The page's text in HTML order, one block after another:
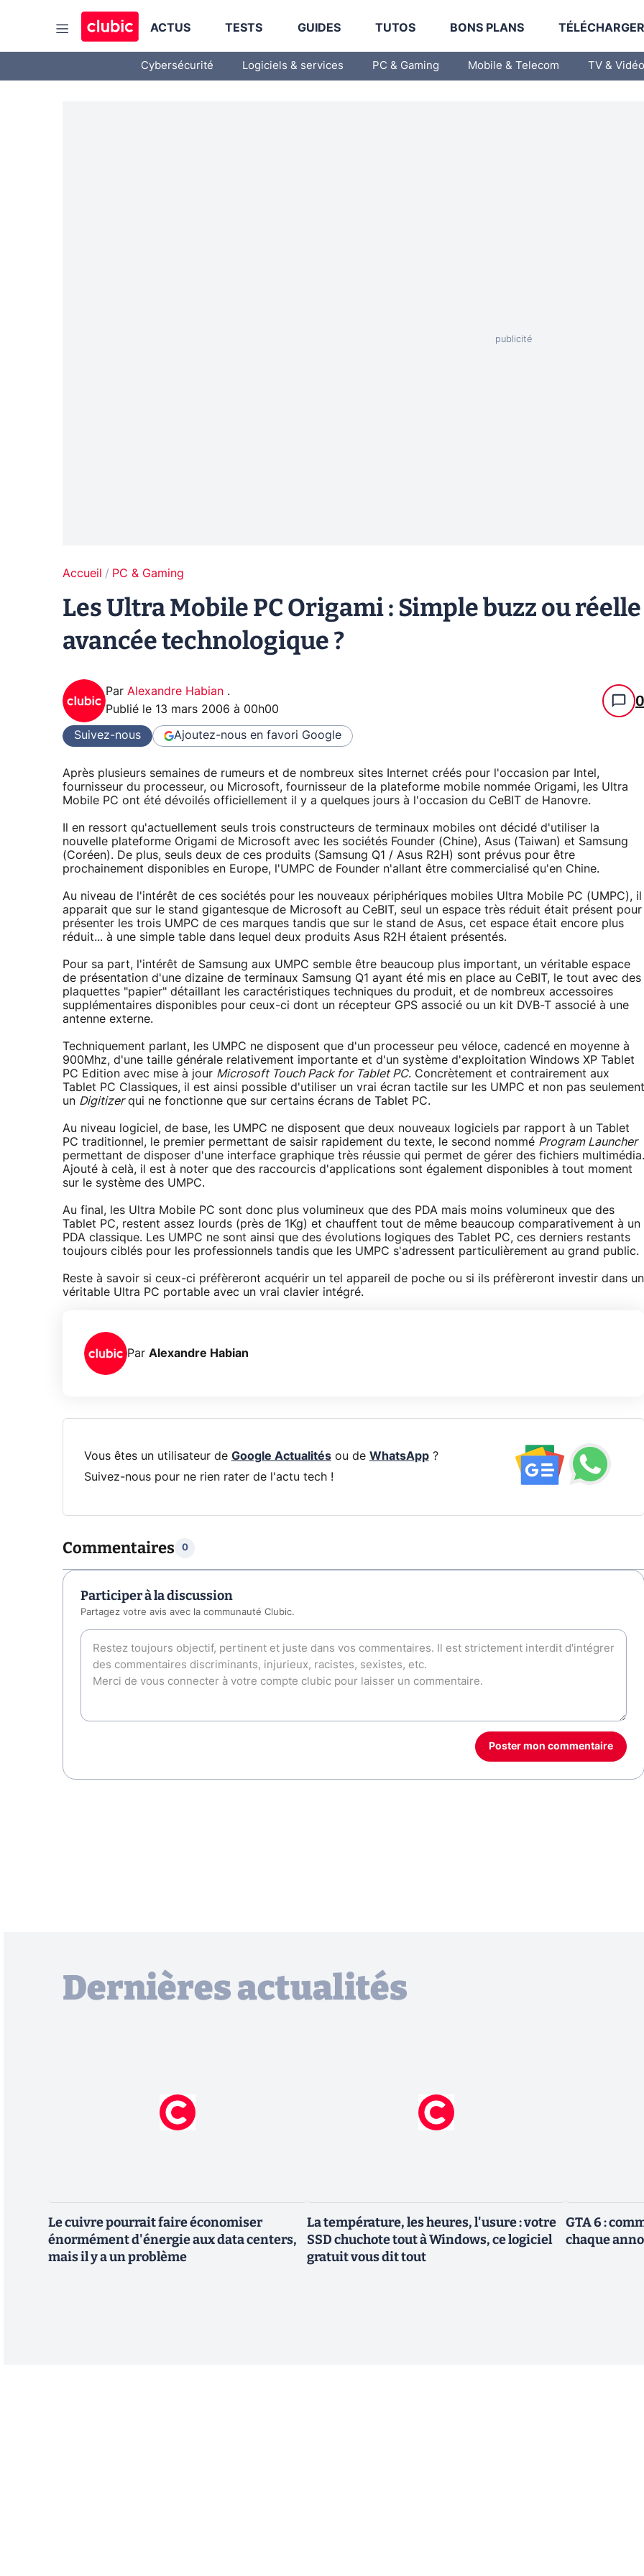
ACTUS TESTS GUIDES TUTOS BONS PLANS
Cybersécurité Logiciels & services PC & Gaming Mobile & Telecom TV & Vidéo
Accueil PC & Gaming
Les Ultra Mobile PC Origami : Simple buzz ou réelle
avancée technologique ?
Par Alexandre Habian .
Publié le 13 mars 2006 à 00h00 0
Suivez-nous Ajoutez-nous en favori Google
Après plusieurs semaines de rumeurs et de nombreux sites Internet créés pour l'occasion par Intel,
fournisseur du processeur, ou Microsoft, fournisseur de la plateforme mobile nommée Origami, les Ultra
Mobile PC ont été dévoilés officiellement il y a quelques jours à l'occasion du CeBIT de Hanovre.
Il en ressort qu'actuellement seuls trois constructeurs de terminaux mobiles ont décidé d'utiliser la
nouvelle plateforme Origami de Microsoft avec les sociétés Founder (Chine), Asus (Taiwan) et Samsung
(Coréen). De plus, seuls deux de ces produits (Samsung Q1 / Asus R2H) sont prévus pour être
prochainement disponibles en Europe, l'UMPC de Founder n'allant être commercialisé qu'en Chine.
Au niveau de l'intérêt de ces sociétés pour les nouveaux périphériques mobiles Ultra Mobile PC (UMPC), il
apparait que sur le stand gigantesque de Microsoft au CeBIT, seul un espace très réduit était présent pour
présenter les trois UMPC de ces marques tandis que sur le stand de Asus, cet espace était encore plus
réduit... à une simple table dans lequel deux produits Asus R2H étaient présentés.
Pour sa part, l'intérêt de Samsung aux UMPC semble être beaucoup plus important, un véritable espace
de présentation d'une dizaine de terminaux Samsung Q1 ayant été mis en place au CeBIT, le tout avec des
plaquettes "papier" détaillant les caractéristiques techniques du produit, et de nombreux accessoires
supplémentaires disponibles pour ceux-ci dont un récepteur GPS associé ou un kit DVB-T associé à une
antenne externe.
Techniquement parlant, les UMPC ne disposent que d'un processeur peu véloce, cadencé en moyenne à
900Mhz, d'une taille générale relativement importante et d'un système d'exploitation Windows XP Tablet
PC Edition avec mise à jour Microsoft Touch Pack for Tablet PC. Concrètement et contrairement aux
Tablet PC Classiques, il est ainsi possible d'utiliser un vrai écran tactile sur les UMPC et non pas seulement
un Digitizerqui ne fonctionne que sur certains écrans de Tablet PC.
Au niveau logiciel, de base, les UMPC ne disposent que deux nouveaux logiciels par rapport à un Tablet
PC traditionnel, le premier permettant de saisir rapidement du texte, le second nommé Program Launcher
permettant de disposer d'une interface graphique très réussie qui permet de gérer des fichiers multimédia.
Ajouté à celà, il est à noter que des raccourcis d'applications sont également disponibles à tout moment
sur le système des UMPC.
Au final, les Ultra Mobile PC sont donc plus volumineux que des PDA mais moins volumineux que des
Tablet PC, restent assez lourds (près de 1Kg) et chauffent tout de même beaucoup comparativement à un
PDA classique. Les UMPC ne sont ainsi que des évolutions logiques des Tablet PC, ces derniers restants
toujours ciblés pour les professionnels tandis que les UMPC s'adressent particulièrement au grand public.
Reste à savoir si ceux-ci préfèreront acquérir un tel appareil de poche ou si ils préfèreront investir dans un
véritable Ultra PC portable avec un vrai clavier intégré.
Par Alexandre Habian
Vous êtes un utilisateur de Google Actualitésou de WhatsApp?
Suivez-nous pour ne rien rater de l'actu tech !
Commentaires 0
Participer à la discussion
Partagez votre avis avec la communauté Clubic.
Poster mon commentaire
Dernières actualités
Le cuivre pourrait faire économiser
énormément d'énergie aux data centers,
mais il y a un problème
La température, les heures, l'usure : votre
SSD chuchote tout à Windows, ce logiciel
gratuit vous dit tout
GTA 6 :
chaque